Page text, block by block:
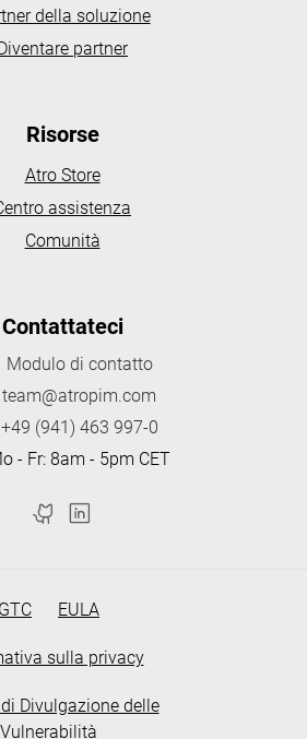
della soluzione
partner
Risorse
Atro Store
assistenza
Comunità
Contattateci
Modulo di contatto
team@atropim.com
+49 (941) 463 997-0
- Fr: 8am - 5pm CET
GTC EULA
sulla privacy
Divulgazione delle
Vulnerabilità